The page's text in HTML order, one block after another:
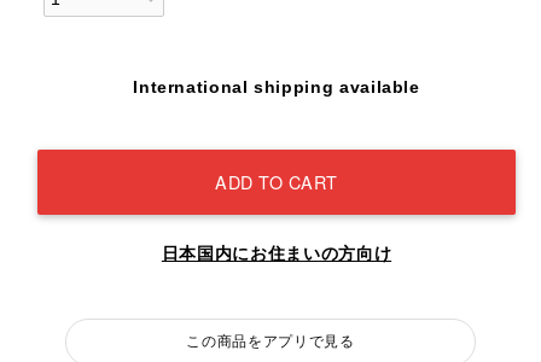
International shipping available
ADD TO CART
日本国内にお住まいの方向け
この商品をアプリで見る